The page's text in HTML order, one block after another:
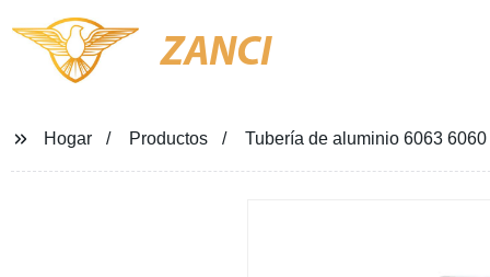
ZANCI
Hogar Productos Tubería de aluminio 6063